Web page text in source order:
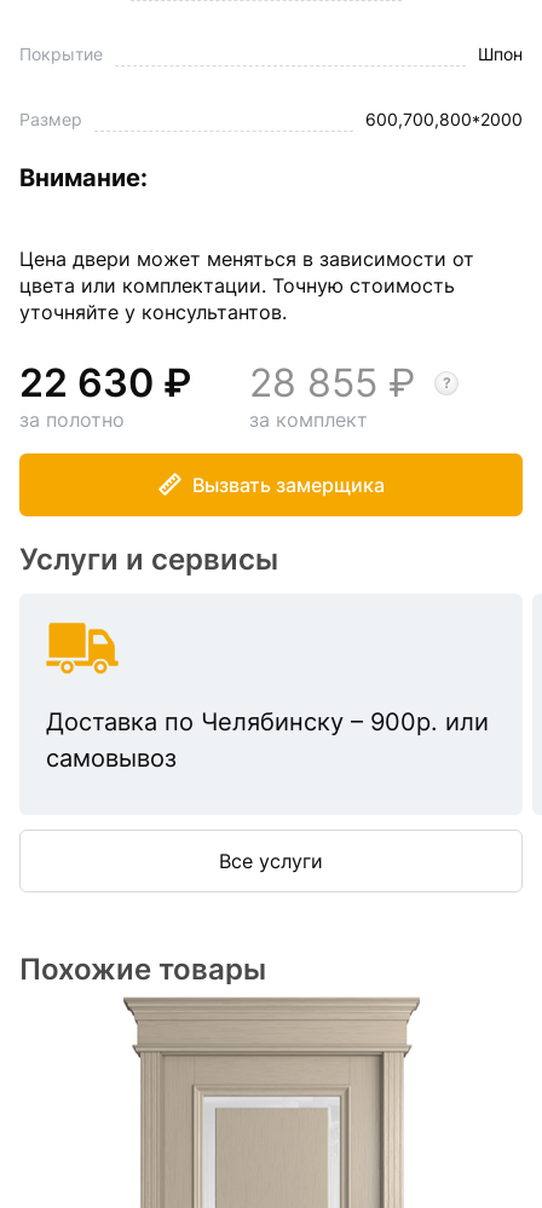
Покрытие Шпон
Размер 600,700,800*2000
Внимание:
Цена двери может меняться в зависимости от
цвета или комплектации. Точную стоимость
уточняйте у консультантов.
22 630
за полотно
28 855
за комплект
Вызвать замерщика
Услуги и сервисы
Доставка по Челябинску – 900р. или
самовывоз
Все услуги
Похожие товары